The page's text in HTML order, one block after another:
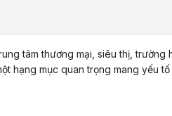
tâm thương mại, siêu thị,
hạng mục quan trọng mang yếu